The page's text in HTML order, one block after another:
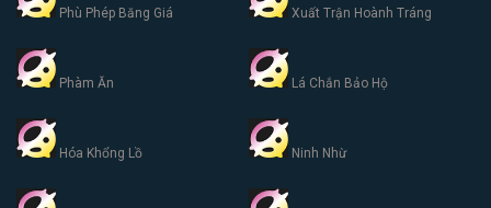
Phù Phép Băng Giá Xuất Trận Hoành Tráng
Phàm Ăn Lá Chắn Bảo Hộ
Hóa Khổng Lồ Ninh Nhừ